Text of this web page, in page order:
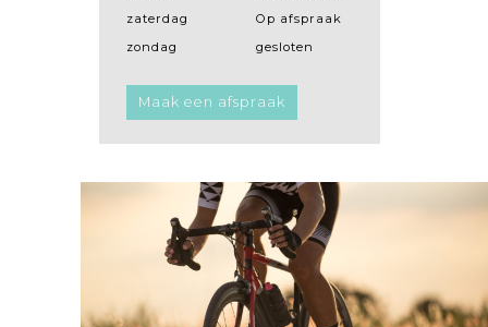
zaterdag
zondag
Op afspraak
gesloten
Maak een afspraak